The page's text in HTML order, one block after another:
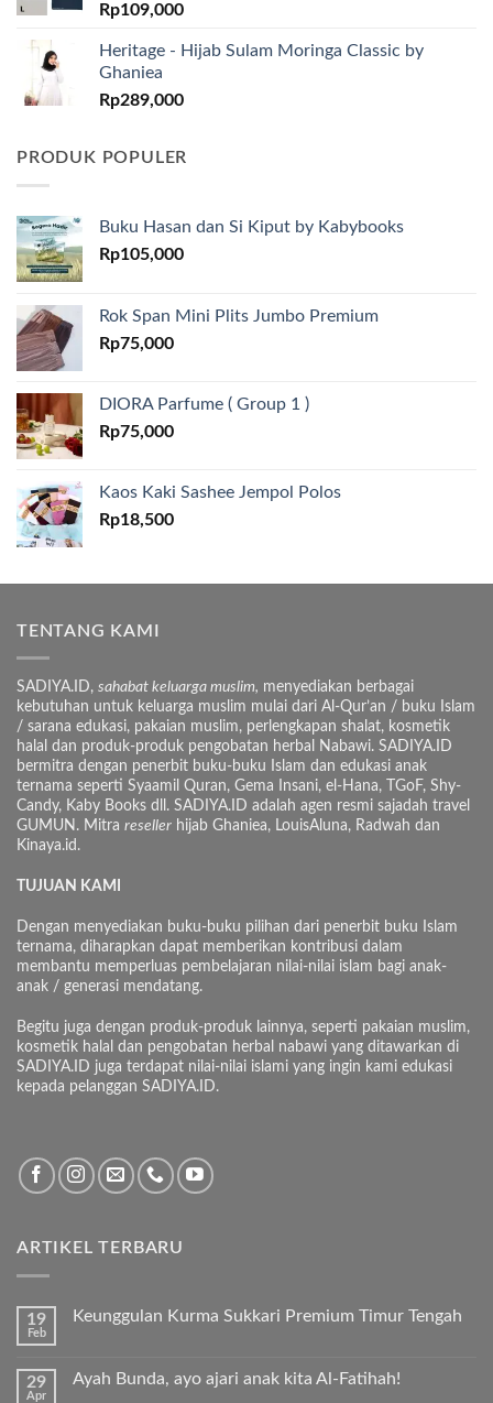
Rp109,000
Heritage - Hijab Sulam Moringa Classic by
Ghaniea
Rp289,000
PRODUK POPULER
Buku Hasan dan Si Kiput by Kabybooks
Rp105,000
Rok Span Mini Plits Jumbo Premium
Rp75,000
DIORA Parfume ( Group 1 )
Rp75,000
Kaos Kaki Sashee Jempol Polos
Rp18,500
TENTANG KAMI
SADIYA.ID, sahabat keluarga muslim, menyediakan berbagai
kebutuhan untuk keluarga muslim mulai dari Al-Qur’an / buku Islam
/ sarana edukasi, pakaian muslim, perlengkapan shalat, kosmetik
halal dan produk-produk pengobatan herbal Nabawi. SADIYA.ID
bermitra dengan penerbit buku-buku Islam dan edukasi anak
ternama seperti Syaamil Quran, Gema Insani, el-Hana, TGoF, Shy-
Candy, Kaby Books dll. SADIYA.ID adalah agen resmi sajadah travel
GUMUN. Mitra reseller hijab Ghaniea, LouisAluna, Radwah dan
Kinaya.id.
TUJUAN KAMI
Dengan menyediakan buku-buku pilihan dari penerbit buku Islam
ternama, diharapkan dapat memberikan kontribusi dalam
membantu memperluas pembelajaran nilai-nilai islam bagi anak-
anak / generasi mendatang.
Begitu juga dengan produk-produk lainnya, seperti pakaian muslim,
kosmetik halal dan pengobatan herbal nabawi yang ditawarkan di
SADIYA.ID juga terdapat nilai-nilai islami yang ingin kami edukasi
kepada pelanggan SADIYA.ID.
ARTIKEL TERBARU
19
Feb
Keunggulan Kurma Sukkari Premium Timur Tengah
pada
29
Apr
Ayah Bunda, ayo ajari anak kita Al-Fatihah!